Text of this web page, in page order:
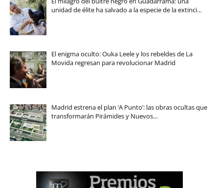
unidad de élite ha salvado a la especie de la extinci…
El enigma oculto: Ouka Leele y los rebeldes de La
Movida regresan para revolucionar Madrid
Madrid estrena el plan ‘A Punto’: las obras ocultas que
transformarán Pirámides y Nuevos…